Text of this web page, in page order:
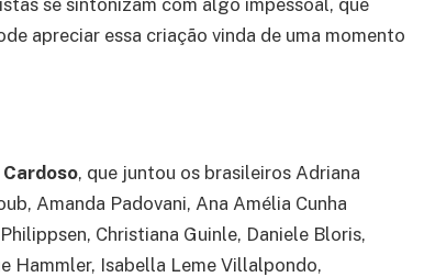
apreciar essa criação vinda de uma momento
, que juntou os brasileiros Adriana
Amanda Padovani, Ana Amélia Cunha
Christiana Guinle, Daniele Bloris,
Hammler, Isabella Leme Villalpondo,